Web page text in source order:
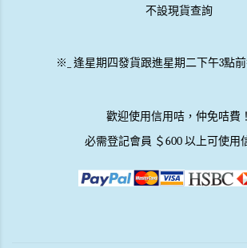
不設現貨查詢
※ 逢星期四發貨跟進星期二下午3點
歡迎使用信用咭，仲免咭費！
必需登記會員 ＄600 以上可使用